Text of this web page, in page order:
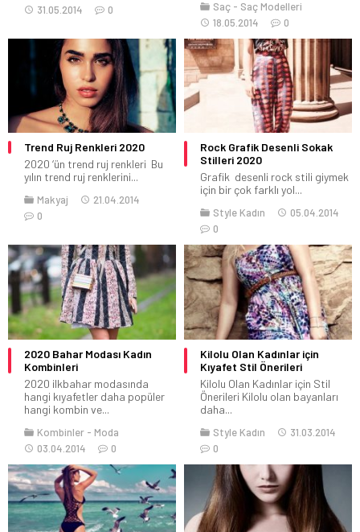
31.05.2014
0 Saç
Saç Modelleri
18.05.2014
0
Trend Ruj Renkleri 2020
2020 ‘ün trend ruj renkleri Bu
yılın trend ruj renklerini...
Makyaj
21.04.2014
0
Rock Grafik Desenli Sokak
Stilleri 2020
Grafik desenli rock stili giymek
için bir çok farklı yol...
Style Kadın
05.04.2014
0
2020 Bahar Modası Kadın
Kombinleri
2020 ilkbahar modasında
hangi kıyafetler daha popüler
hangi kombin ve...
Kombinler
Moda
03.04.2014
0
Kilolu Olan Kadınlar için
Kıyafet Stil Önerileri
Kilolu Olan Kadınlar için Stil
Önerileri Kilolu olan bayanları
daha...
Style Kadın
31.03.2014
0